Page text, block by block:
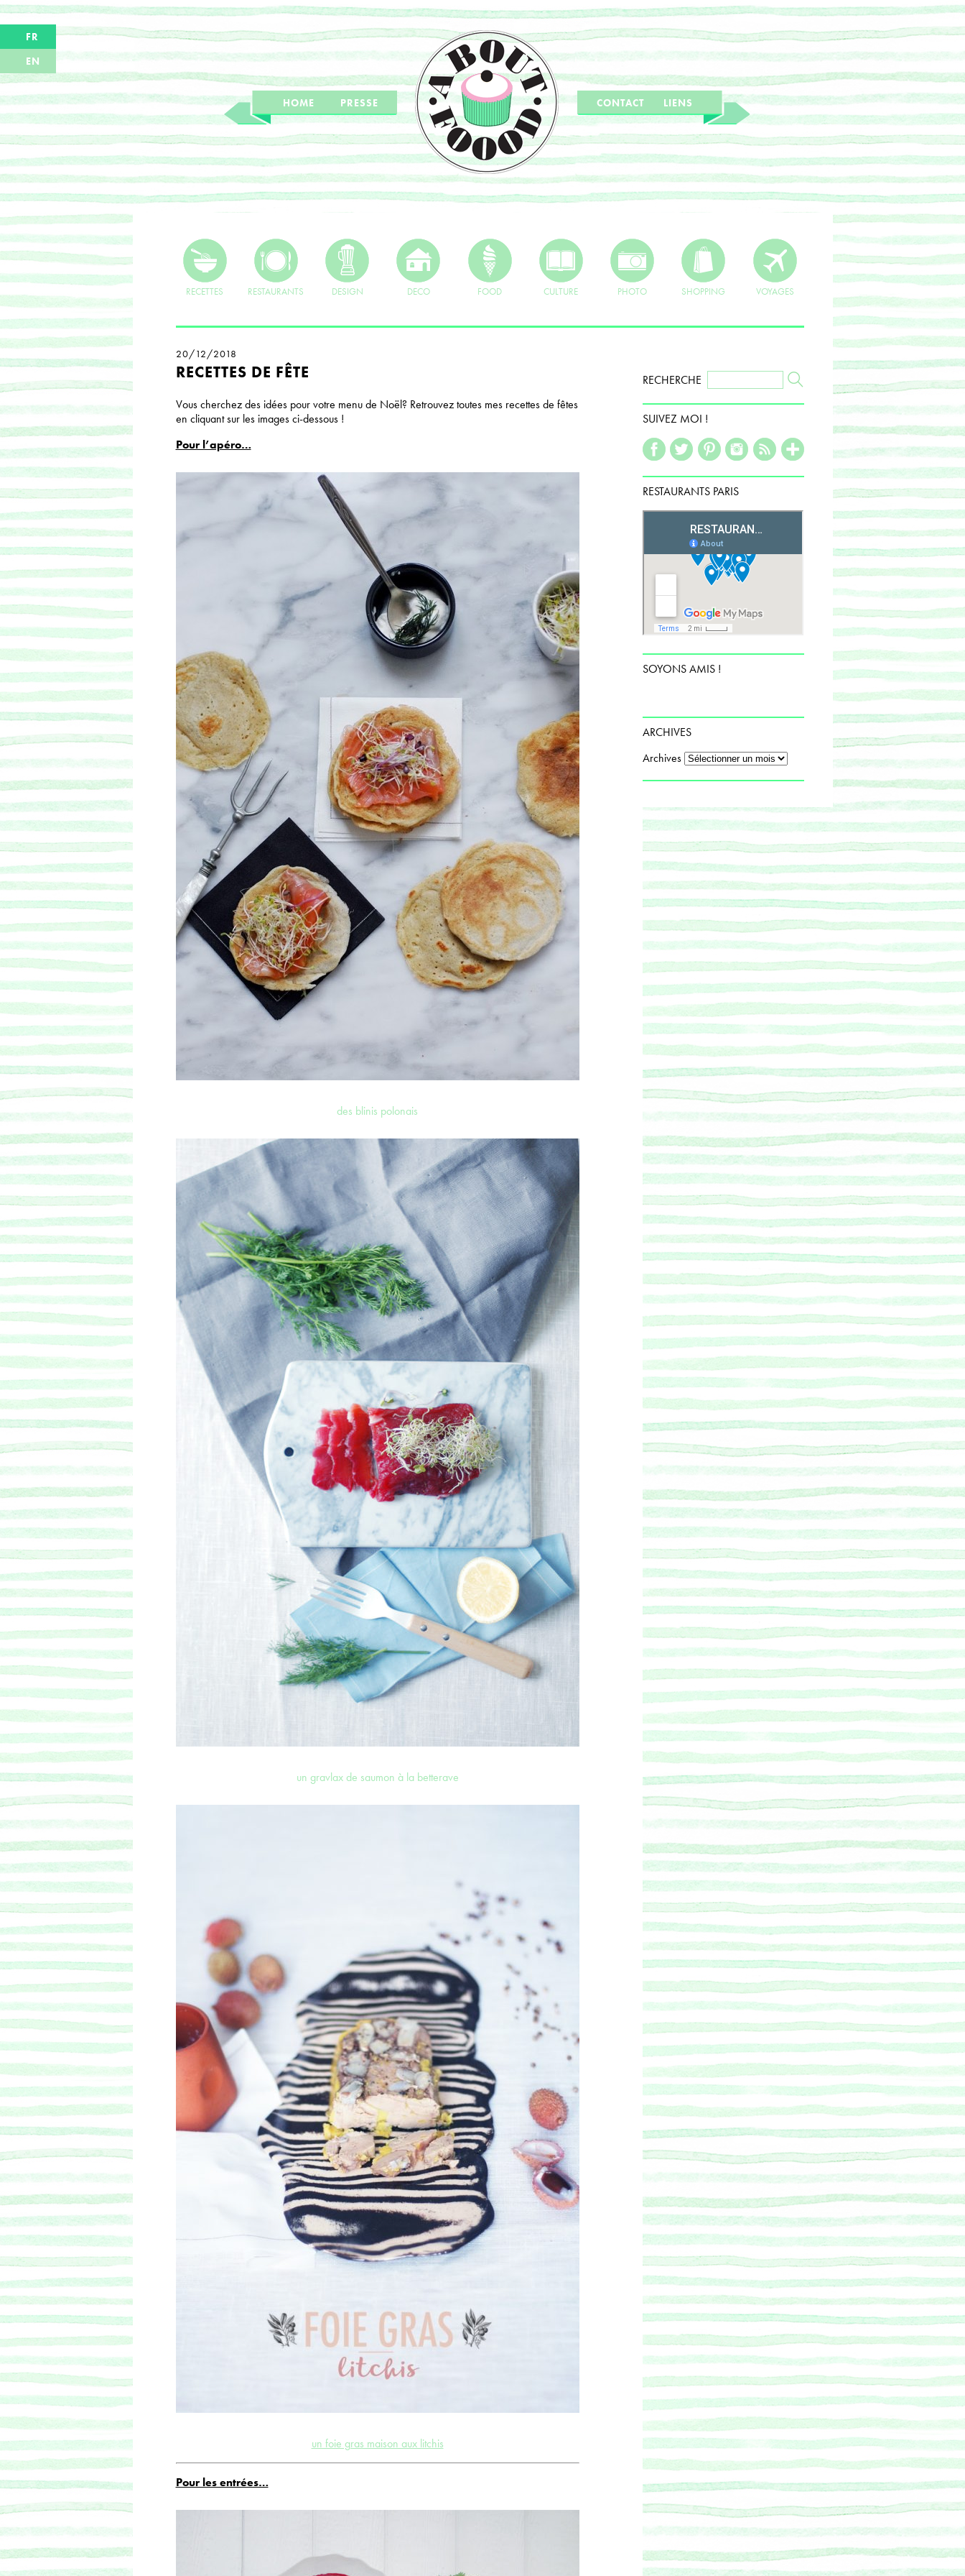
FR
EN
HOME PRESSE CONTACT LIENS
RECETTES RESTAURANTS DESIGN DECO FOOD CULTURE PHOTO SHOPPING VOYAGES
20/12/2018
RECETTES DE FÊTE
Vous cherchez des idées pour votre menu de Noël? Retrouvez toutes mes recettes de fêtes
en cliquant sur les images ci-dessous !
Pour l’apéro…
des blinis polonais
un gravlax de saumon à la betterave
un foie gras maison aux litchis
Pour les entrées…
RECHERCHE
SUIVEZ MOI !
RESTAURANTS PARIS
SOYONS AMIS !
ARCHIVES
Archives